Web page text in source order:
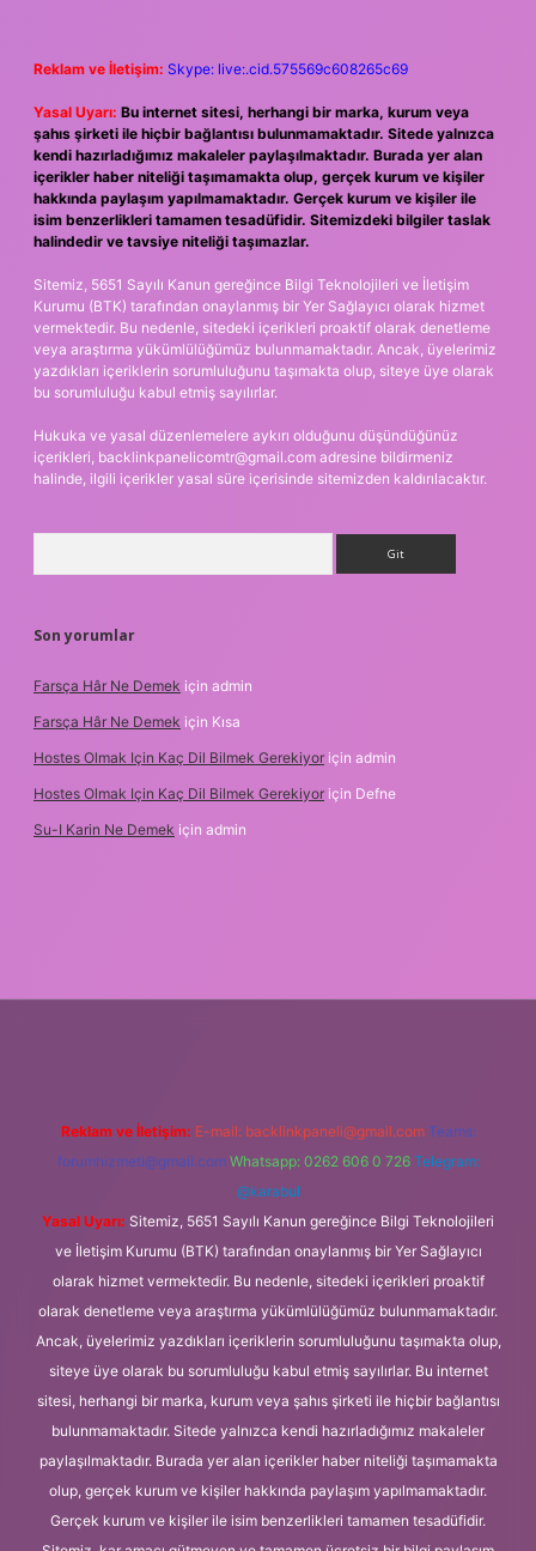
Reklam ve İletişim: Skype: live:.cid.575569c608265c69
Yasal Uyarı: Bu internet sitesi, herhangi bir marka, kurum veya
şahıs şirketi ile hiçbir bağlantısı bulunmamaktadır. Sitede yalnızca
kendi hazırladığımız makaleler paylaşılmaktadır. Burada yer alan
içerikler haber niteliği taşımamakta olup, gerçek kurum ve kişiler
hakkında paylaşım yapılmamaktadır. Gerçek kurum ve kişiler ile
isim benzerlikleri tamamen tesadüfidir. Sitemizdeki bilgiler taslak
halindedir ve tavsiye niteliği taşımazlar.
Sitemiz, 5651 Sayılı Kanun gereğince Bilgi Teknolojileri ve İletişim
Kurumu (BTK) tarafından onaylanmış bir Yer Sağlayıcı olarak hizmet
vermektedir. Bu nedenle, sitedeki içerikleri proaktif olarak denetleme
veya araştırma yükümlülüğümüz bulunmamaktadır. Ancak, üyelerimiz
yazdıkları içeriklerin sorumluluğunu taşımakta olup, siteye üye olarak
bu sorumluluğu kabul etmiş sayılırlar.
Hukuka ve yasal düzenlemelere aykırı olduğunu düşündüğünüz
içerikleri, backlinkpanelicomtr@gmail.com adresine bildirmeniz
halinde, ilgili içerikler yasal süre içerisinde sitemizden kaldırılacaktır.
Son yorumlar
Farsça Hâr Ne Demek için admin
Farsça Hâr Ne Demek için Kısa
Hostes Olmak Için Kaç Dil Bilmek Gerekiyor için admin
Hostes Olmak Için Kaç Dil Bilmek Gerekiyor için Defne
Su-I Karin Ne Demek için admin
Reklam ve İletişim: E-mail: backlinkpaneli@gmail.com Teams:
forumhizmeti@gmail.com Whatsapp: 0262 606 0 726 Telegram:
@karabul
Yasal Uyarı: Sitemiz, 5651 Sayılı Kanun gereğince Bilgi Teknolojileri
ve İletişim Kurumu (BTK) tarafından onaylanmış bir Yer Sağlayıcı
olarak hizmet vermektedir. Bu nedenle, sitedeki içerikleri proaktif
olarak denetleme veya araştırma yükümlülüğümüz bulunmamaktadır.
Ancak, üyelerimiz yazdıkları içeriklerin sorumluluğunu taşımakta olup,
siteye üye olarak bu sorumluluğu kabul etmiş sayılırlar. Bu internet
sitesi, herhangi bir marka, kurum veya şahıs şirketi ile hiçbir bağlantısı
bulunmamaktadır. Sitede yalnızca kendi hazırladığımız makaleler
paylaşılmaktadır. Burada yer alan içerikler haber niteliği taşımamakta
olup, gerçek kurum ve kişiler hakkında paylaşım yapılmamaktadır.
Gerçek kurum ve kişiler ile isim benzerlikleri tamamen tesadüfidir.